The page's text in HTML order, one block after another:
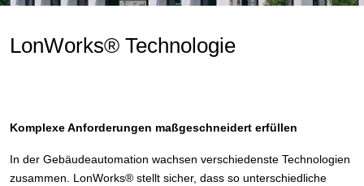
LonWorks® Technologie
Komplexe Anforderungen maßgeschneidert erfüllen
In der Gebäudeautomation wachsen verschiedenste Technologien
zusammen. LonWorks® stellt sicher, dass so unterschiedliche